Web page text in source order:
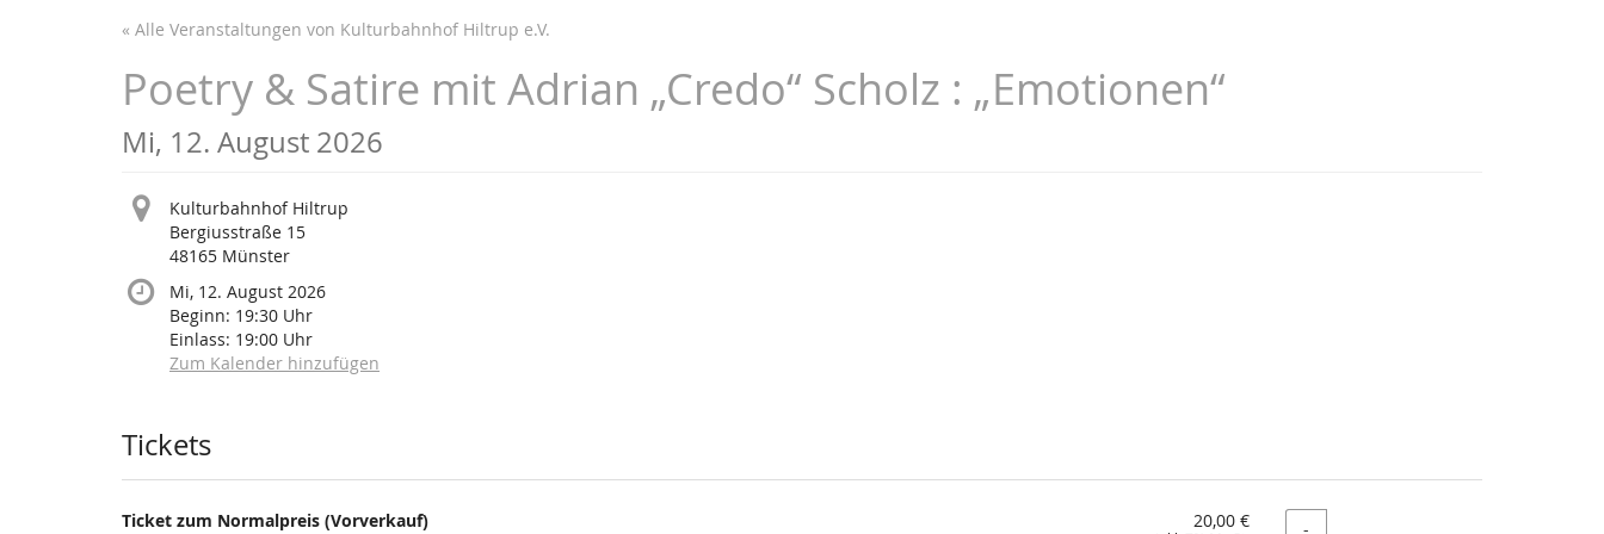
« Alle Veranstaltungen von Kulturbahnhof Hiltrup e.V.
Poetry & Satire mit Adrian „Credo“ Scholz : „Emotionen“
Mi, 12. August 2026
Kulturbahnhof Hiltrup
Bergiusstraße 15
48165 Münster
Mi, 12. August 2026
Beginn: 19:30 Uhr
Einlass: 19:00 Uhr
Zum Kalender hinzufügen
Produkte
Tickets
Ticket zum Normalpreis (Vorverkauf) 20,00 € Menge
-